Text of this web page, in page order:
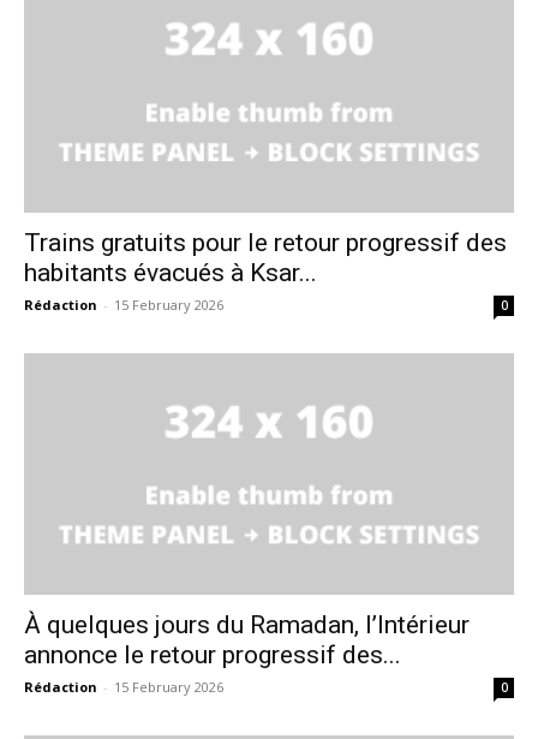
Trains gratuits pour le retour progressif des
habitants évacués à Ksar...
Rédaction - 15 February 2026 0
À quelques jours du Ramadan, l’Intérieur
annonce le retour progressif des...
Rédaction - 15 February 2026 0